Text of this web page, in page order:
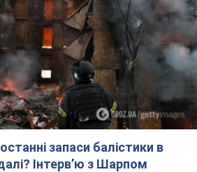
запаси балістики в
Інтерв’ю з Шарпом